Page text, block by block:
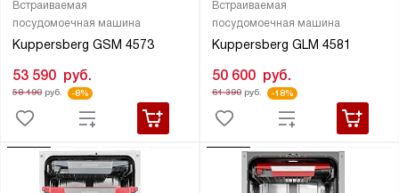
Встраиваемая
посудомоечная машина
Kuppersberg GSM 4573
53 590 руб.
58 190руб. -8%
Встраиваемая
посудомоечная машина
Kuppersberg GLM 4581
50 600 руб.
61 390руб. -18%